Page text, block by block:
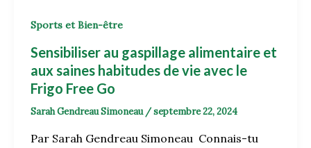
Sports et Bien-être
Sensibiliser au gaspillage alimentaire et
aux saines habitudes de vie avec le
Frigo Free Go
Sarah Gendreau Simoneau /septembre 22, 2024
Par Sarah Gendreau Simoneau Connais-tu